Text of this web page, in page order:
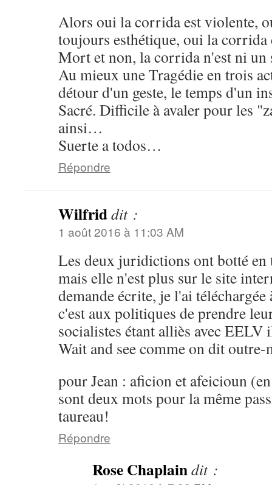
Alors oui la corrida est violente,
toujours esthétique, oui la corrida
Mort et non, la corrida n'est ni un
Au mieux une Tragédie en trois
détour d'un geste, le temps d'un
Sacré. Difficile à avaler pour les
ainsi…
Suerte a todos…
Répondre
Wilfriddit :
1 août 2016 à 11:03 AM
Les deux juridictions ont botté en
mais elle n'est plus sur le site
demande écrite, je l'ai
c'est aux politiques de prendre
socialistes étant alliès avec EELV
Wait and see comme on dit
pour Jean : aficion et afeicioun
sont deux mots pour la même
taureau!
Répondre
Rose Chaplaindit :